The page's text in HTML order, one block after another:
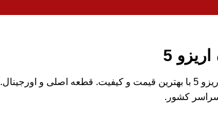
5
خرید جلو پنجره اریزو 5 با بهترین قیمت و کیفیت. قطعه اصلی و اورجینال.
کشور.